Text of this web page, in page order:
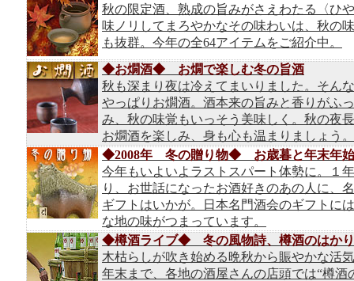
秋の限定酒、熟成の旨みがさえわたる〈ひ
味ノリしてまろやかなその味わいは、秋の
も抜群。今年の全64アイテムをご紹介中。
◆お燗酒◆ お燗で楽しむ冬の旨酒
秋も深まり夜は冷えてまいりました。そん
やっぱりお燗酒。酒本来の旨みと香りがふ
み、秋の味覚もいっそう美味しく。秋の夜
お燗酒を楽しみ、身も心も温まりましょう。
◆2008年 冬の贈り物◆ お歳暮と年末年始
今年もいよいよラストスパート体勢に。１
り、お世話になったお酒好きのあの人に、
ギフトはいかが。日本名門酒会のギフトに
な地の味がつまっています。
◆樽酒ライブ◆ 冬の風物詩、樽酒のはか
木枯らしが吹き始める晩秋から賑やかな活
年末まで、各地の酒屋さんの店頭では“樽酒